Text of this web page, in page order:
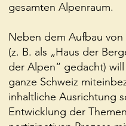
gesamten Alpenraum.
Neben dem Aufbau
(z. B. als „Haus der
der Alpen“ gedacht)
ganze Schweiz
inhaltliche Ausrichtung
Entwicklung der